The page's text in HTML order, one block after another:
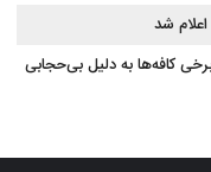
شد
کافه‌ها به دلیل بی‌حجابی